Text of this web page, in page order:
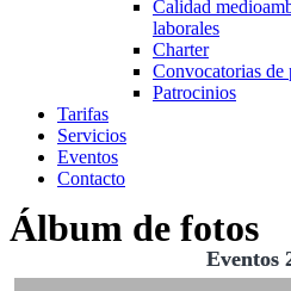
Calidad
laborales
Charter
Convocatorias de
Patrocinios
Tarifas
Servicios
Eventos
Contacto
Álbum de fotos
Eventos